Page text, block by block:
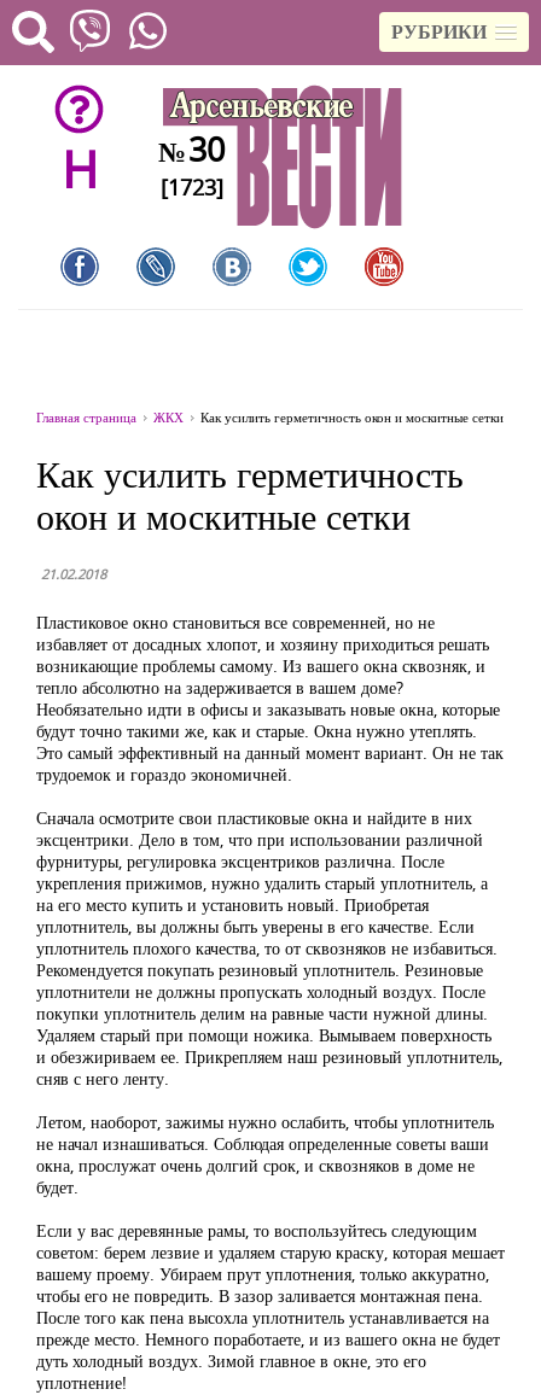
РУБРИКИ
H №30
[1723]
Главная страница ЖКХ Как усилить герметичность окон и москитные сетки
Как усилить герметичность
окон и москитные сетки
21.02.2018
Пластиковое окно становиться все современней, но не
избавляет от досадных хлопот, и хозяину приходиться решать
возникающие проблемы самому. Из вашего окна сквозняк, и
тепло абсолютно на задерживается в вашем доме?
Необязательно идти в офисы и заказывать новые окна, которые
будут точно такими же, как и старые. Окна нужно утеплять.
Это самый эффективный на данный момент вариант. Он не так
трудоемок и гораздо экономичней.
Сначала осмотрите свои пластиковые окна и найдите в них
эксцентрики. Дело в том, что при использовании различной
фурнитуры, регулировка эксцентриков различна. После
укрепления прижимов, нужно удалить старый уплотнитель, а
на его место купить и установить новый. Приобретая
уплотнитель, вы должны быть уверены в его качестве. Если
уплотнитель плохого качества, то от сквозняков не избавиться.
Рекомендуется покупать резиновый уплотнитель. Резиновые
уплотнители не должны пропускать холодный воздух. После
покупки уплотнитель делим на равные части нужной длины.
Удаляем старый при помощи ножика. Вымываем поверхность
и обезжириваем ее. Прикрепляем наш резиновый уплотнитель,
сняв с него ленту.
Летом, наоборот, зажимы нужно ослабить, чтобы уплотнитель
не начал изнашиваться. Соблюдая определенные советы ваши
окна, прослужат очень долгий срок, и сквозняков в доме не
будет.
Если у вас деревянные рамы, то воспользуйтесь следующим
советом: берем лезвие и удаляем старую краску, которая мешает
вашему проему. Убираем прут уплотнения, только аккуратно,
чтобы его не повредить. В зазор заливается монтажная пена.
После того как пена высохла уплотнитель устанавливается на
прежде место. Немного поработаете, и из вашего окна не будет
дуть холодный воздух. Зимой главное в окне, это его
уплотнение!